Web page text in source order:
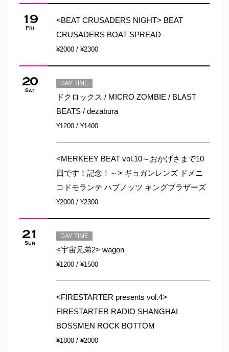
19
Fri
<BEAT CRUSADERS NIGHT> BEAT
CRUSADERS BOAT SPREAD
¥2000 / ¥2300
20
Sat
DAY TIME
ドクロックス / MICRO ZOMBIE / BLAST
BEATS / dezabura
¥1200 / ¥1400
<MERKEEY BEAT vol.10～おかげさまで10
回です！記念！～> ギョガンレンズ ドメニ
コドモランテ ハブノッツ キングブラザーズ
¥2000 / ¥2300
21
Sun
DAY TIME
<宇宙兄弟2> wagon
¥1200 / ¥1500
<FIRESTARTER presents vol.4>
FIRESTARTER RADIO SHANGHAI
BOSSMEN ROCK BOTTOM
¥1800 / ¥2000